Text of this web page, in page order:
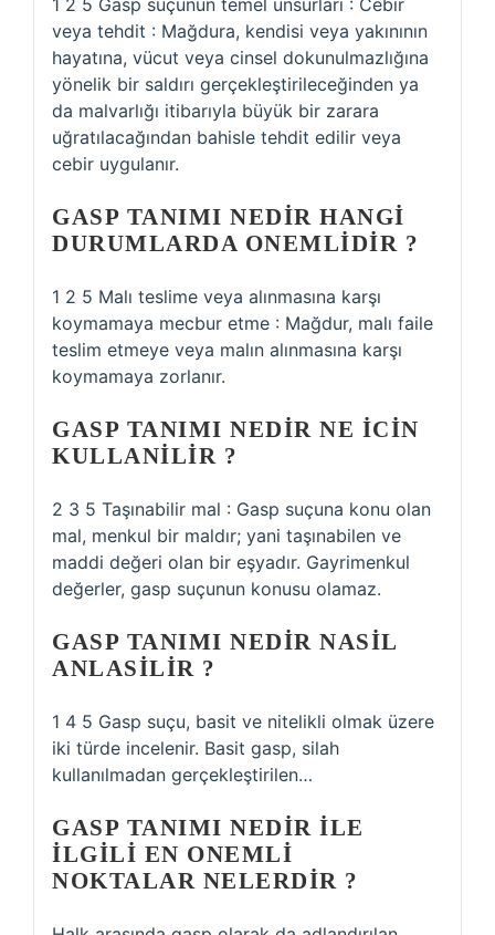
1 2 5 Gasp suçunun temel unsurları : Cebir
veya tehdit : Mağdura, kendisi veya yakınının
hayatına, vücut veya cinsel dokunulmazlığına
yönelik bir saldırı gerçekleştirileceğinden ya
da malvarlığı itibarıyla büyük bir zarara
uğratılacağından bahisle tehdit edilir veya
cebir uygulanır.
GASP TANIMI NEDIR HANGI
DURUMLARDA ONEMLIDIR ?
1 2 5 Malı teslime veya alınmasına karşı
koymamaya mecbur etme : Mağdur, malı faile
teslim etmeye veya malın alınmasına karşı
koymamaya zorlanır.
GASP TANIMI NEDIR NE ICIN
KULLANILIR ?
2 3 5 Taşınabilir mal : Gasp suçuna konu olan
mal, menkul bir maldır; yani taşınabilen ve
maddi değeri olan bir eşyadır. Gayrimenkul
değerler, gasp suçunun konusu olamaz.
GASP TANIMI NEDIR NASIL
ANLASILIR ?
1 4 5 Gasp suçu, basit ve nitelikli olmak üzere
iki türde incelenir. Basit gasp, silah
kullanılmadan gerçekleştirilen…
GASP TANIMI NEDIR ILE
ILGILI EN ONEMLI
NOKTALAR NELERDIR ?